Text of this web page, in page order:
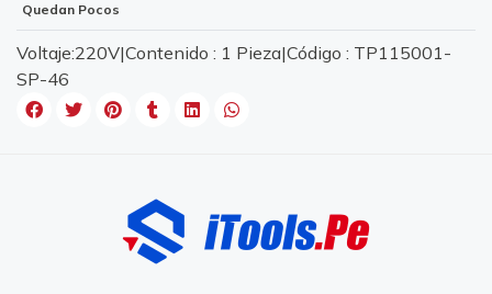
Quedan Pocos
Voltaje:220V|Contenido : 1 Pieza|Código : TP115001-
SP-46